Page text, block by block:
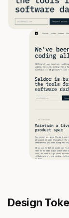
Design